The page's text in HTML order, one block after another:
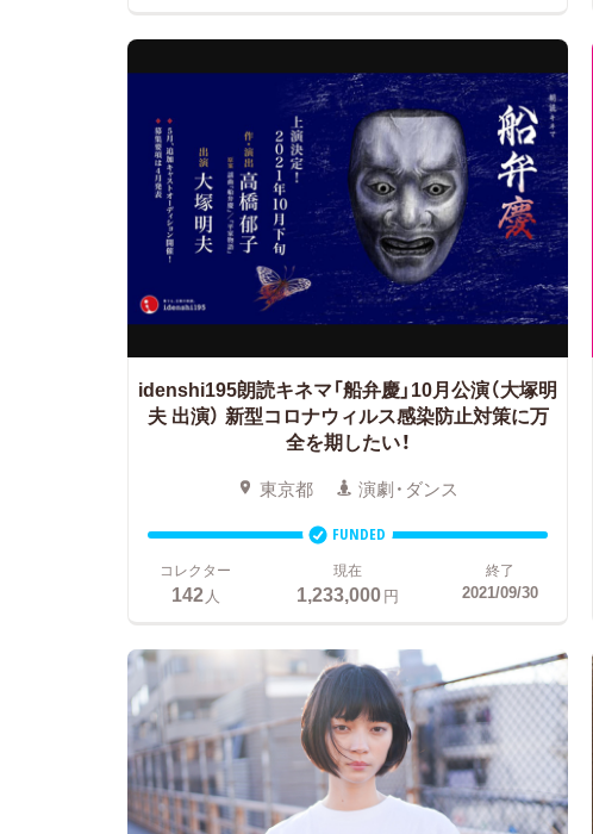
idenshi195朗読キネマ「船弁慶」10月公演（大塚明
夫 出演） 新型コロナウィルス感染防止対策に万
全を期したい！
東京都 演劇・ダンス
FUNDED
コレクター
142 人
現在
1,233,000円
終了
2021/09/30